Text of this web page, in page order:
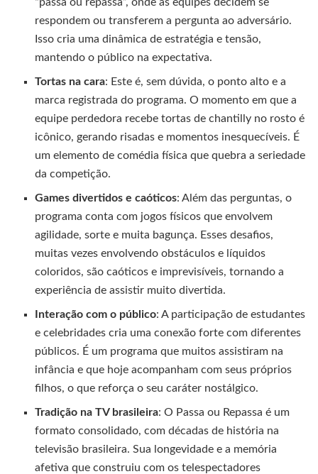
respondem ou transferem a pergunta ao adversário.
Isso cria uma dinâmica de estratégia e tensão,
mantendo o público na expectativa.
Tortas na cara: Este é, sem dúvida, o ponto alto e a
marca registrada do programa. O momento em que a
equipe perdedora recebe tortas de chantilly no rosto é
icônico, gerando risadas e momentos inesquecíveis. É
um elemento de comédia física que quebra a seriedade
da competição.
Games divertidos e caóticos: Além das perguntas, o
programa conta com jogos físicos que envolvem
agilidade, sorte e muita bagunça. Esses desafios,
muitas vezes envolvendo obstáculos e líquidos
coloridos, são caóticos e imprevisíveis, tornando a
experiência de assistir muito divertida.
Interação com o público: A participação de estudantes
e celebridades cria uma conexão forte com diferentes
públicos. É um programa que muitos assistiram na
infância e que hoje acompanham com seus próprios
filhos, o que reforça o seu caráter nostálgico.
Tradição na TV brasileira: O Passa ou Repassa é um
formato consolidado, com décadas de história na
televisão brasileira. Sua longevidade e a memória
afetiva que construiu com os telespectadores